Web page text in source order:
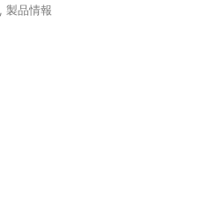
製品情報